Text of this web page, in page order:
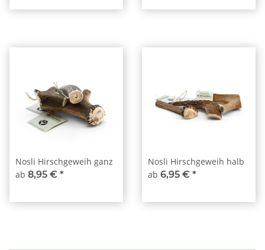
Nosli Hirschgeweih ganz
ab 8,95 € *
Nosli Hirschgeweih halb
ab 6,95 € *